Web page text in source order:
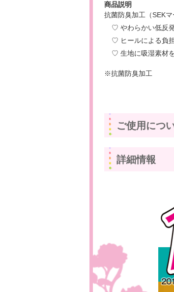
商品説明
抗菌防臭加工（SEK
♡ やわらかい低反
♡ ヒールによる負
♡ 生地に吸湿素材
※抗菌防臭加工
ご使用につ
詳細情報